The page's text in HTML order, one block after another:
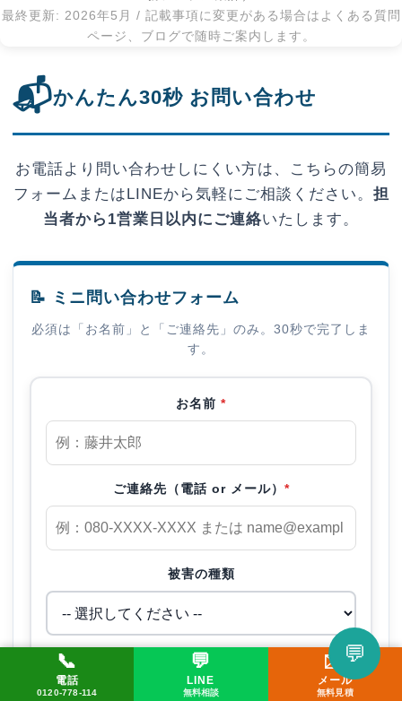
最終更新: 2026年5月 / 記載事項に変更がある場合はよくある質問
ページ、ブログで随時ご案内します。
📬かんたん30秒 お問い合わせ
お電話より問い合わせしにくい方は、こちらの簡易
フォームまたはLINEから気軽にご相談ください。 担
当者から1営業日以内にご連絡いたします。
📝 ミニ問い合わせフォーム
必須は「お名前」と「ご連絡先」のみ。30秒で完了しま
す。
お名前 *
ご連絡先（電話 or メール） *
被害の種類
補足（任意）
LINEで相談してみる
📞 0120-778-114 ✉️ メール 💬 LINE
📞
電話
0120-778-114
💬
LINE
無料相談
✉️
メール
無料見積
💬